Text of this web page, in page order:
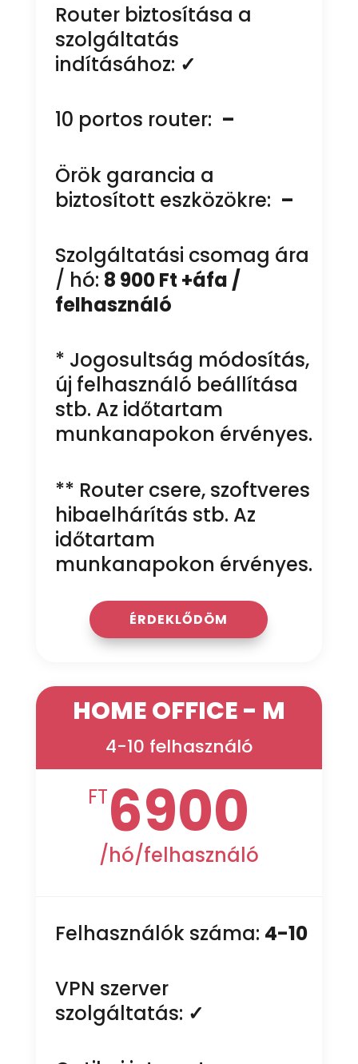
Router biztosítása a
szolgáltatás
indításához: ✓
10 portos router: –
Örök garancia a
biztosított eszközökre: –
Szolgáltatási csomag ára
/ hó: 8 900 Ft +áfa /
felhasználó
* Jogosultság módosítás,
új felhasználó beállítása
stb. Az időtartam
munkanapokon érvényes.
** Router csere, szoftveres
hibaelhárítás stb. Az
időtartam
munkanapokon érvényes.
ÉRDEKLŐDÖM
HOME OFFICE - M
4-10 felhasználó
FT6900
/hó/felhasználó
Felhasználók száma: 4-10
VPN szerver
szolgáltatás: ✓